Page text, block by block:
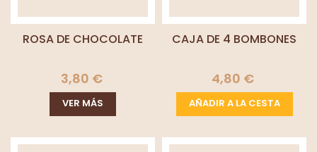
ROSA DE CHOCOLATE
3,80 €
VER MÁS
CAJA DE 4 BOMBONES
4,80 €
AÑADIR A LA CESTA